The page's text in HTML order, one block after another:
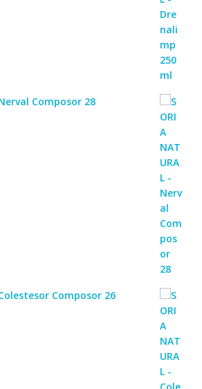
Composor 28
Composor 26